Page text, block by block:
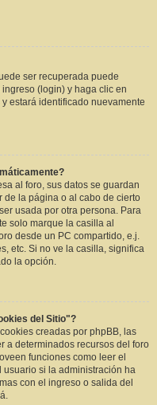
ser recuperada puede
(login) y haga clic en
estará identificado nuevamente
al foro, sus datos se guardan
de la página o al cabo de cierto
usada por otra persona. Para
solo marque la casilla al
desde un PC compartido, e.j.
etc. Si no ve la casilla, significa
la opción.
del Sitio"?
creadas por phpBB, las
a determinados recursos del foro
funciones como leer el
si la administración ha
con el ingreso o salida del